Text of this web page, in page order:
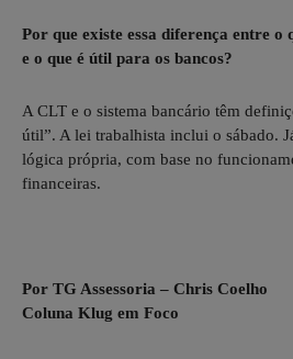
Por que existe essa diferença entre
e o que é útil para os bancos?
A CLT e o sistema bancário têm
útil”. A lei trabalhista inclui o sábado.
lógica própria, com base no
financeiras.
Por TG Assessoria – Chris Coelho
Coluna Klug em Foco